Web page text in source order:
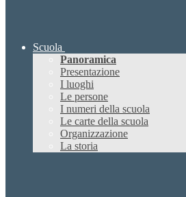
Scuola
Panoramica
Presentazione
I luoghi
Le persone
I numeri della scuola
Le carte della scuola
Organizzazione
La storia